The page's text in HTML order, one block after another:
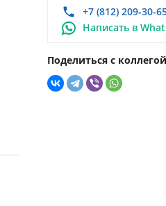
+7 (812) 209-30-
Написать в
Поделиться с